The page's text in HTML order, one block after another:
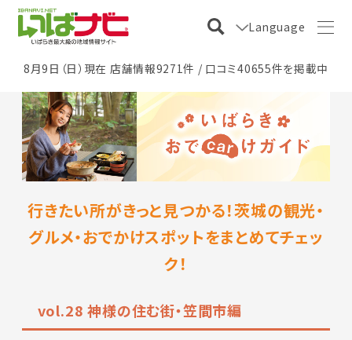
Language
8月9日（日）現在 店舗情報9271件 / 口コミ40655件を掲載中
行きたい所がきっと見つかる！茨城の観光・
グルメ・おでかけスポットをまとめてチェッ
ク！
vol.28 神様の住む街・笠間市編